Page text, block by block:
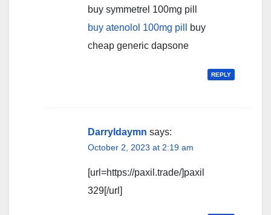
buy symmetrel 100mg pill
buy atenolol 100mg pill
buy
cheap generic dapsone
REPLY
Darryldaymn says:
October 2, 2023 at 2:19 am
[url=https://paxil.trade/]paxil
329[/url]